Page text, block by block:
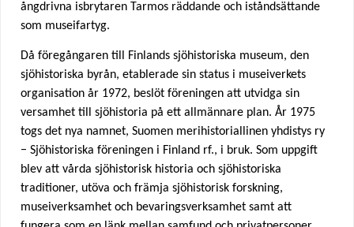
e
ångdrivna isbrytaren Tarmos räddande och iståndsättande
som museifartyg.
Då föregångaren till Finlands sjöhistoriska museum, den
sjöhistoriska byrån, etablerade sin status i museiverkets
organisation år 1972, beslöt föreningen att utvidga sin
versamhet till sjöhistoria på ett allmännare plan. År 1975
togs det nya namnet, Suomen merihistoriallinen yhdistys ry
− Sjöhistoriska föreningen i Finland rf., i bruk. Som uppgift
blev att vårda sjöhistorisk historia och sjöhistoriska
traditioner, utöva och främja sjöhistorisk forskning,
museiverksamhet och bevaringsverksamhet samt att